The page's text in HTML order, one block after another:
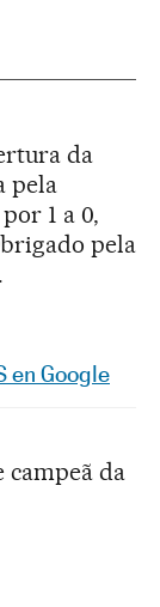
da
pela
1 a 0,
pela
en Google
campeã da